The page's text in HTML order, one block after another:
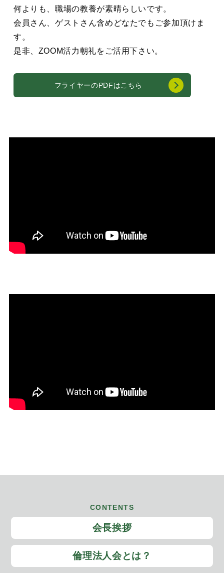
何よりも、職場の教養が素晴らしいです。
会員さん、ゲストさん含めどなたでもご参加頂けま
す。
是非、ZOOM活力朝礼をご活用下さい。
フライヤーのPDFはこちら
CONTENTS
会長挨拶
倫理法人会とは？